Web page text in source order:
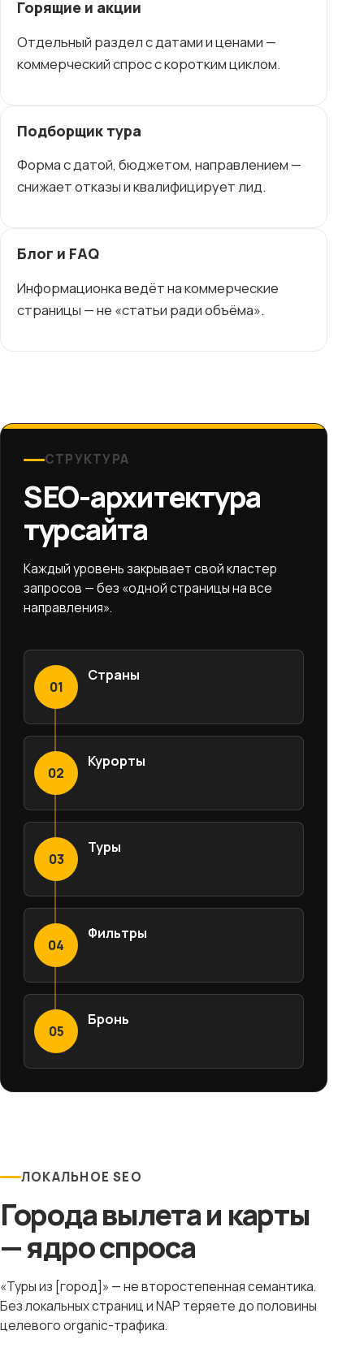
Горящие и акции
Отдельный раздел с датами и ценами —
коммерческий спрос с коротким циклом.
Подборщик тура
Форма с датой, бюджетом, направлением —
снижает отказы и квалифицирует лид.
Блог и FAQ
Информационка ведёт на коммерческие
страницы — не «статьи ради объёма».
СТРУКТУРА
SEO-архитектура
турсайта
Каждый уровень закрывает свой кластер
запросов — без «одной страницы на все
направления».
01
Страны
02
Курорты
03
Туры
04
Фильтры
05
Бронь
ЛОКАЛЬНОЕ SEO
Города вылета и карты
— ядро спроса
«Туры из [город]» — не второстепенная семантика.
Без локальных страниц и NAP теряете до половины
целевого organic-трафика.